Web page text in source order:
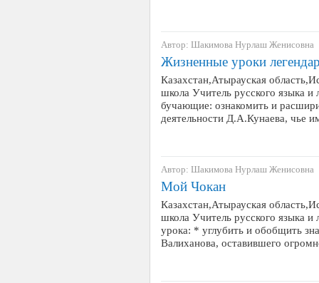
Автор: Шакимова Нурлаш Женисовна
Жизненные уроки
Казахстан,Атырауская
школа Учитель русского языка
бучающие: ознакомить и
деятельности Д.А.Кунаева, чье
Автор: Шакимова Нурлаш Женисовна
Мой Чокан
Казахстан,Атырауская
школа Учитель русского языка
урока: * углубить и обобщить
Валиханова, оставившего